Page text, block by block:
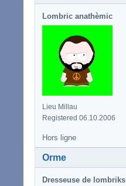
Lombric anathèmic
Lieu Millau
Registered 06.10.2006
Hors ligne
Orme
Dresseuse de lombriks